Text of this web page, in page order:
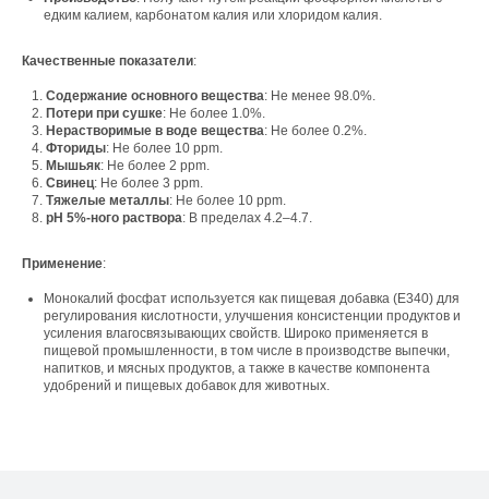
едким калием, карбонатом калия или хлоридом калия.
Качественные показатели:
Содержание основного вещества: Не менее 98.0%.
Потери при сушке: Не более 1.0%.
Нерастворимые в воде вещества: Не более 0.2%.
Фториды: Не более 10 ppm.
Мышьяк: Не более 2 ppm.
Свинец: Не более 3 ppm.
Тяжелые металлы: Не более 10 ppm.
pH 5%-ного раствора: В пределах 4.2–4.7.
Применение:
Монокалий фосфат используется как пищевая добавка (E340) для
регулирования кислотности, улучшения консистенции продуктов и
усиления влагосвязывающих свойств. Широко применяется в
пищевой промышленности, в том числе в производстве выпечки,
напитков, и мясных продуктов, а также в качестве компонента
удобрений и пищевых добавок для животных.
Свяжитесь с нами
Контакты
г. Москва, вн. тер. г. муниципальный округ
Ломоносовский, ул. Академика Пилюгина, д.
12, к. 1, помещ. 3/1
Офис компании: